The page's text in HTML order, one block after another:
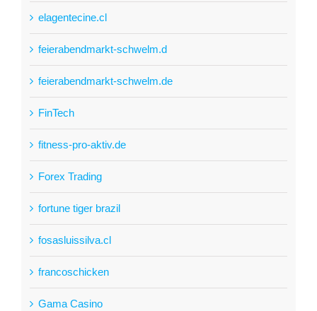
elagentecine.cl
feierabendmarkt-schwelm.d
feierabendmarkt-schwelm.de
FinTech
fitness-pro-aktiv.de
Forex Trading
fortune tiger brazil
fosasluissilva.cl
francoschicken
Gama Casino